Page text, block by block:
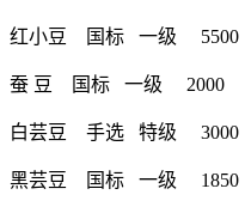
红小豆 国标 一级 5500
蚕 豆 国标 一级 2000
白芸豆 手选 特级 3000
黑芸豆 国标 一级 1850